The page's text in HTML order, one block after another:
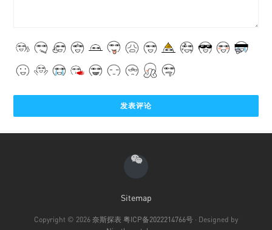
Sitemap
Copyright © 2026 奈斯探表 粤ICP备2022214766号 · Designed by